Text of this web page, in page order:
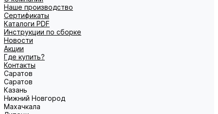
Наше производство
Сертификаты
Каталоги PDF
Инструкции по сборке
Новости
Акции
Где купить?
Контакты
Саратов
Саратов
Казань
Нижний Новгород
Махачкала